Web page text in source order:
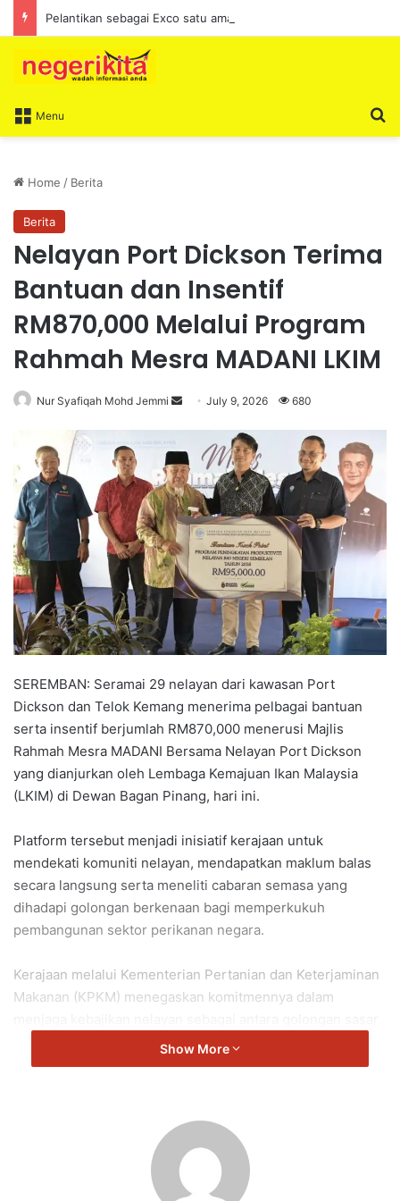
Menu
Home / Berita
Berita
Nelayan Port Dickson Terima
Bantuan dan Insentif
RM870,000 Melalui Program
Rahmah Mesra MADANI LKIM
Nur Syafiqah Mohd Jemmi
d
a
n
e
m
a
i
July 9, 2026 680
SEREMBAN: Seramai 29 nelayan dari kawasan Port
Dickson dan Telok Kemang menerima pelbagai bantuan
serta insentif berjumlah RM870,000 menerusi Majlis
Rahmah Mesra MADANI Bersama Nelayan Port Dickson
yang dianjurkan oleh Lembaga Kemajuan Ikan Malaysia
(LKIM) di Dewan Bagan Pinang, hari ini.
Platform tersebut menjadi inisiatif kerajaan untuk
mendekati komuniti nelayan, mendapatkan maklum balas
secara langsung serta meneliti cabaran semasa yang
dihadapi golongan berkenaan bagi memperkukuh
pembangunan sektor perikanan negara.
Kerajaan melalui Kementerian Pertanian dan Keterjaminan
Makanan (KPKM) menegaskan komitmennya dalam
utama yang memainkan peranan penting dalam menjamin
kelangsungan rantaian bekalan makanan negara.
dipelihara, kementerian turut komited meningkatkan
pengeluaran dan bekalan makanan khususnya hasil
perikanan agar sentiasa mencukupi untuk memenuhi
Show More